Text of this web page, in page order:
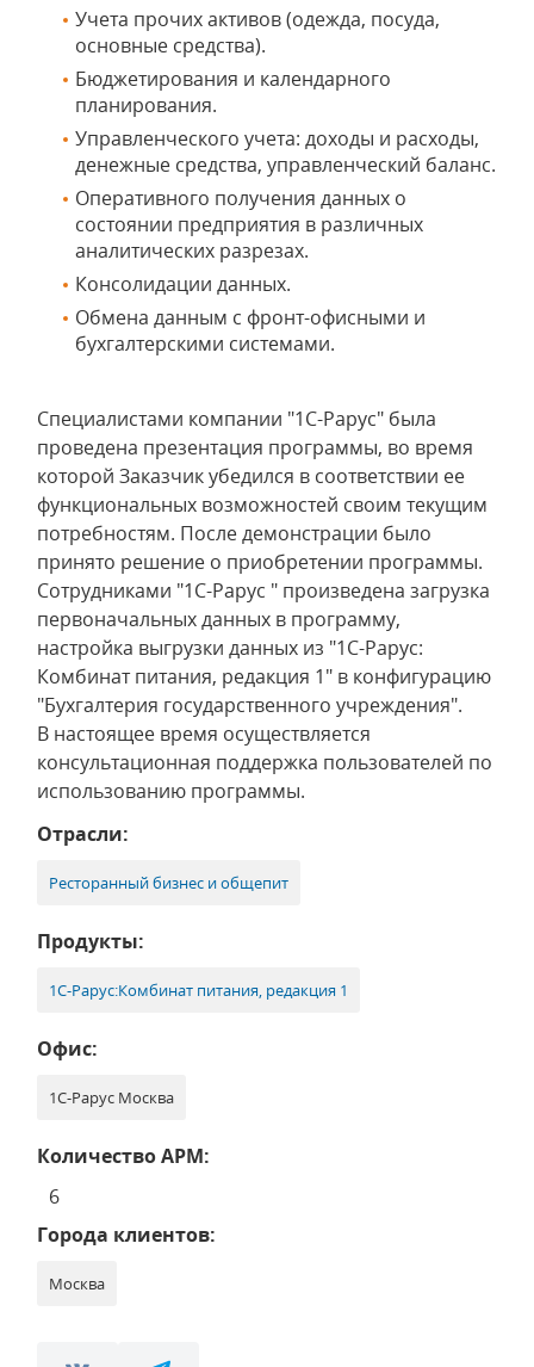
Учета прочих активов (одежда, посуда,
основные средства).
Бюджетирования и календарного
планирования.
Управленческого учета: доходы и расходы,
денежные средства, управленческий баланс.
Оперативного получения данных о
состоянии предприятия в различных
аналитических разрезах.
Консолидации данных.
Обмена данным с фронт-офисными и
бухгалтерскими системами.
Специалистами компании "1С-Рарус" была
проведена презентация программы, во время
которой Заказчик убедился в соответствии ее
функциональных возможностей своим текущим
потребностям. После демонстрации было
принято решение о приобретении программы.
Сотрудниками "1С-Рарус " произведена загрузка
первоначальных данных в программу,
настройка выгрузки данных из "1С-Рарус:
Комбинат питания, редакция 1" в конфигурацию
"Бухгалтерия государственного учреждения".
В настоящее время осуществляется
консультационная поддержка пользователей по
использованию программы.
Отрасли:
Ресторанный бизнес и общепит
Продукты:
1С-Рарус:Комбинат питания, редакция 1
Офис:
1С-Рарус Москва
Количество АРМ:
6
Города клиентов:
Москва